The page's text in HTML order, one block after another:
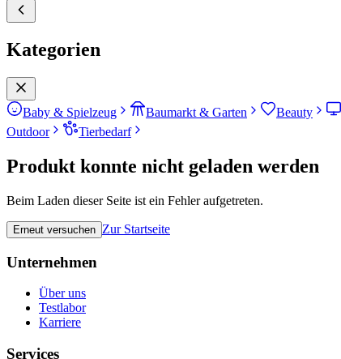
Kategorien
Baby & Spielzeug Baumarkt & Garten Beauty
Outdoor
Tierbedarf
Produkt konnte nicht geladen werden
Beim Laden dieser Seite ist ein Fehler aufgetreten.
Erneut versuchen Zur Startseite
Unternehmen
Über uns
Testlabor
Karriere
Services